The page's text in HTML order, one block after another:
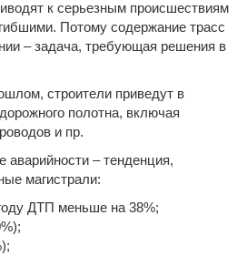
к серьезным происшествиям
Потому содержание трасс
– задача, требующая решения в
строители приведут в
полотна, включая
и пр.
аварийности – тенденция,
магистрали:
ДТП меньше на 38%;